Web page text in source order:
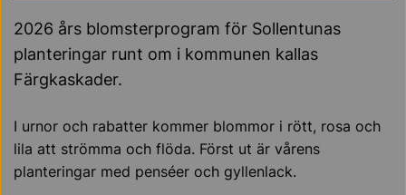
2026 års blomsterprogram för Sollentunas
planteringar runt om i kommunen kallas
Färgkaskader.
I urnor och rabatter kommer blommor i rött, rosa och
lila att strömma och flöda. Först ut är vårens
planteringar med penséer och gyllenlack.